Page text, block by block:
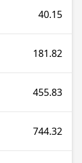
40.15
181.82
455.83
744.32